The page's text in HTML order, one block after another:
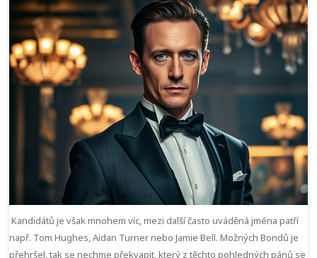
Kandidátů je však mnohem víc, mezi další často uváděná jména patří
např. Tom Hughes, Aidan Turner nebo Jamie Bell. Možných Bondů je
přehršel, tak se nechme překvapit, který z těchto pohledných pánů se